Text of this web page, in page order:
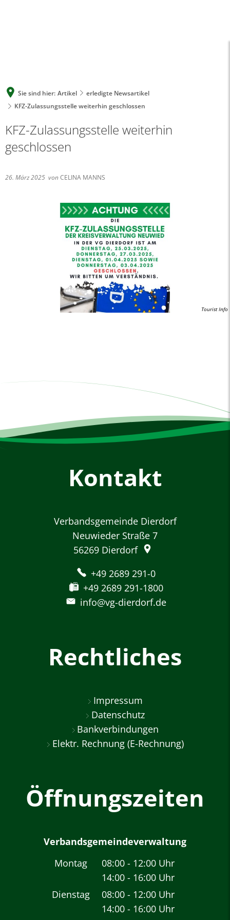
Sie sind hier: Artikel
erledigte Newsartikel
KFZ-Zulassungsstelle weiterhin geschlossen
KFZ-Zulassungsstelle weiterhin
geschlossen
26. März 2025 vonCELINA MANNS
Tourist Info
Kontakt
Verbandsgemeinde Dierdorf
Neuwieder Straße 7
56269 Dierdorf
+49 2689 291-0
+49 2689 291-1800
info@vg-dierdorf.de
Rechtliches
Impressum
Datenschutz
Bankverbindungen
Elektr. Rechnung (E-Rechnung)
Öffnungszeiten
Verbandsgemeindeverwaltung
Montag
08:00 - 12:00 Uhr
Von 08:00 bis 12:00
14:00 - 16:00 Uhr
Von 14:00 bis 16:00
Dienstag 08:00 - 12:00 Uhr
Von 08:00 bis 12:00
14:00 - 16:00 Uhr